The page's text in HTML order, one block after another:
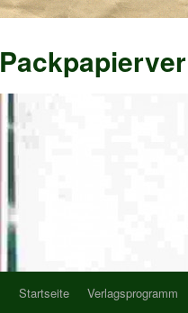
Startseite Verlagsprogramm